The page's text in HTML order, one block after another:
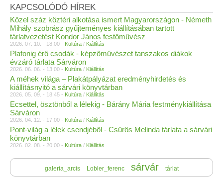
KAPCSOLÓDÓ HÍREK
Közel száz köztéri alkotása ismert Magyarországon - Németh
Mihály szobrász gyűjteményes kiállításában tartott
tárlatvezetést Kondor János festőművész
2026. 07. 10. - 18:00 - Kultúra / Kiállítás
Plafonig érő csodák - képzőművészet tanszakos diákok
évzáró tárlata Sárváron
2026. 06. 06. - 13:00 - Kultúra / Kiállítás
A méhek világa – Plakátpályázat eredményhirdetés és
kiállításnyitó a sárvári könyvtárban
2026. 05. 09. - 18:45 - Kultúra / Kiállítás
Ecsettel, ösztönből a lélekig - Bárány Mária festménykiállítása
Sárváron
2026. 04. 12. - 17:00 - Kultúra / Kiállítás
Pont-világ a lélek csendjéből - Csűrös Melinda tárlata a sárvári
könyvtárban
2026. 02. 08. - 20:00 - Kultúra / Kiállítás
galeria_arcis Lobler_ferenc sárvár tárlat